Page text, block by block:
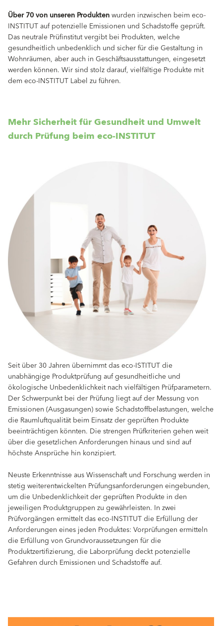
Über 70von unseren Produktenwurden inzwischen beim eco-
INSTITUT auf potenzielle Emissionen und Schadstoffe geprüft.
Das neutrale Prüfinstitut vergibt bei Produkten, welche
gesundheitlich unbedenklich und sicher für die Gestaltung in
Wohnräumen, aber auch in Geschäftsausstattungen, eingesetzt
werden können. Wir sind stolz darauf, vielfältige Produkte mit
dem eco-INSTITUT Label zu führen.
Mehr Sicherheit für Gesundheit und Umwelt
durch Prüfung beim eco-INSTITUT
Seit über 30 Jahren übernimmt das eco-ISTITUT die
unabhängige Produktprüfung auf gesundheitliche und
ökologische Unbedenklichkeit nach vielfältigen Prüfparametern.
Der Schwerpunkt bei der Prüfung liegt auf der Messung von
Emissionen (Ausgasungen) sowie Schadstoffbelastungen, welche
die Raumluftqualität beim Einsatz der geprüften Produkte
beeinträchtigen könnten. Die strengen Prüfkriterien gehen weit
über die gesetzlichen Anforderungen hinaus und sind auf
höchste Ansprüche hin konzipiert.
Neuste Erkenntnisse aus Wissenschaft und Forschung werden in
stetig weiterentwickelten Prüfungsanforderungen eingebunden,
um die Unbedenklichkeit der geprüften Produkte in den
jeweiligen Produktgruppen zu gewährleisten. In zwei
Prüfvorgängen ermittelt das eco-INSTITUT die Erfüllung der
Anforderungen eines jeden Produktes: Vorprüfungen ermitteln
die Erfüllung von Grundvoraussetzungen für die
Produktzertifizierung, die Laborprüfung deckt potenzielle
Gefahren durch Emissionen und Schadstoffe auf.